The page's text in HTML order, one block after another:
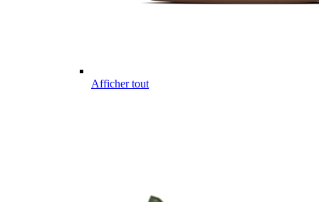
Afficher tout